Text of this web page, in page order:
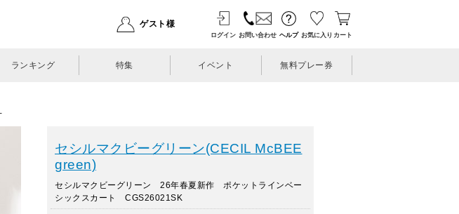
ゲスト様
ログイン お問い合わせ ヘルプ お気に入り カート
ランキング 特集 イベント 無料プレー券
セシルマクビーグリーン(CECIL McBEE
green)
セシルマクビーグリーン 26年春夏新作 ポケットラインベー
シックスカート CGS26021SK